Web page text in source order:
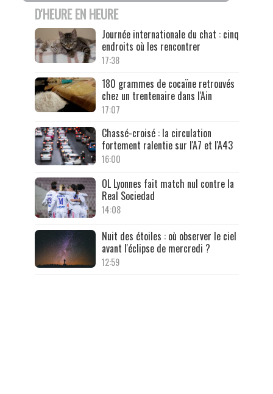
D'HEURE EN HEURE
Journée internationale du chat : cinq
endroits où les rencontrer
17:38
180 grammes de cocaïne retrouvés
chez un trentenaire dans l'Ain
17:07
Chassé-croisé : la circulation
fortement ralentie sur l'A7 et l'A43
16:00
OL Lyonnes fait match nul contre la
Real Sociedad
14:08
Nuit des étoiles : où observer le ciel
avant l'éclipse de mercredi ?
12:59